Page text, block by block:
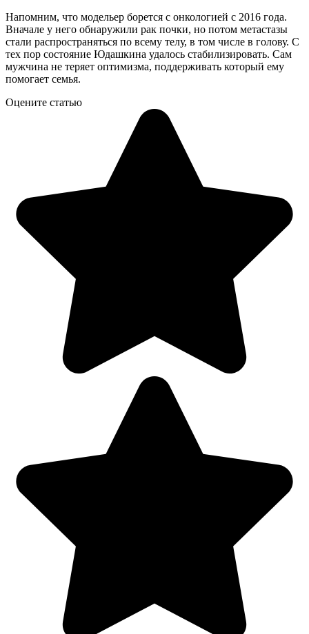
Напомним, что модельер борется с онкологией с 2016 года.
Вначале у него обнаружили рак почки, но потом метастазы
стали распространяться по всему телу, в том числе в голову. С
тех пор состояние Юдашкина удалось стабилизировать. Сам
мужчина не теряет оптимизма, поддерживать который ему
помогает семья.
Оцените статью